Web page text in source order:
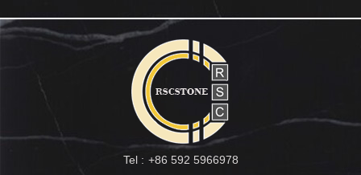
Tel : +86 592 5966978